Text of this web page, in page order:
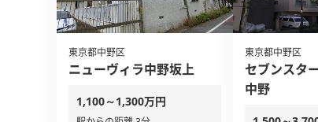
東京都中野区
ニューヴィラ中野坂上
1,100～1,300万円
東京都中野区
セブンスタ
中野